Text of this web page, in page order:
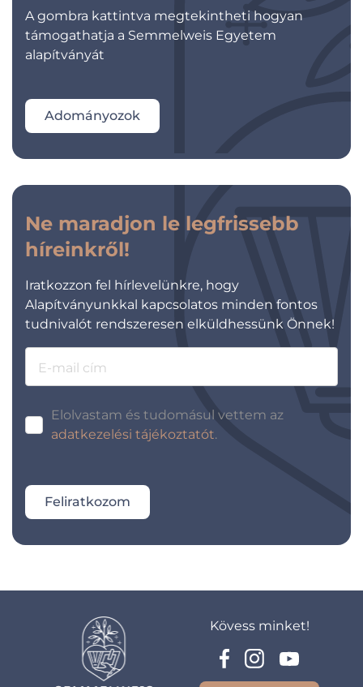
A gombra kattintva megtekintheti hogyan
támogathatja a Semmelweis Egyetem
alapítványát
Adományozok
Ne maradjon le legfrissebb
híreinkről!
Iratkozzon fel hírlevelünkre, hogy
Alapítványunkkal kapcsolatos minden fontos
tudnivalót rendszeresen elküldhessünk Önnek!
E-mail cím
Elolvastam és tudomásul vettem az
adatkezelési tájékoztatót.
Feliratkozom
Kövess minket!